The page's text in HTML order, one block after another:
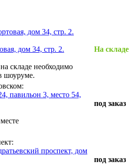
дом 34, стр. 2.
дом 34, стр. 2.
складе необходимо
шоуруме.
На складе
павильон 3, место 54,
под заказ
проспект, дом
под заказ